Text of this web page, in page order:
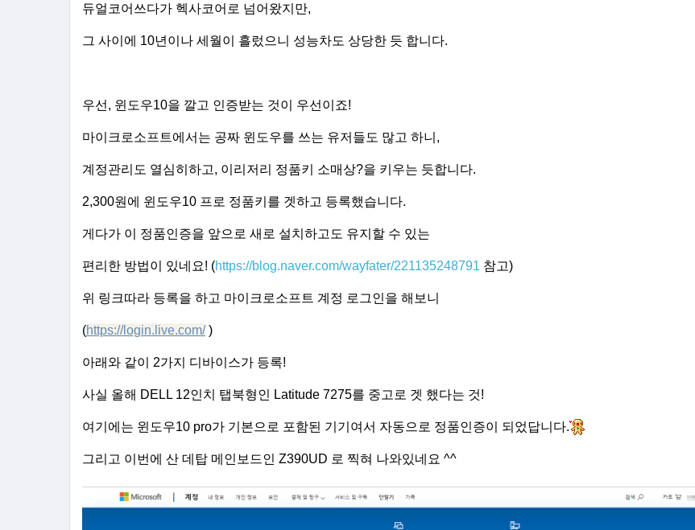
듀얼코어쓰다가 헥사코어로 넘어왔지만,
그 사이에 10년이나 세월이 흘렀으니 성능차도 상당한 듯 합니다.
우선, 윈도우10을 깔고 인증받는 것이 우선이죠!
마이크로소프트에서는 공짜 윈도우를 쓰는 유저들도 많고 하니,
계정관리도 열심히하고, 이리저리 정품키 소매상?을 키우는 듯합니다.
2,300원에 윈도우10 프로 정품키를 겟하고 등록했습니다.
게다가 이 정품인증을 앞으로 새로 설치하고도 유지할 수 있는
편리한 방법이 있네요! (https://blog.naver.com/wayfater/221135248791 참고)
위 링크따라 등록을 하고 마이크로소프트 계정 로그인을 해보니
(https://login.live.com/)
아래와 같이 2가지 디바이스가 등록!
사실 올해 DELL 12인치 탭북형인 Latitude 7275를 중고로 겟 했다는 것!
여기에는 윈도우10 pro가 기본으로 포함된 기기여서 자동으로 정품인증이 되었답니다.
그리고 이번에 산 데탑 메인보드인 Z390UD 로 찍혀 나와있네요 ^^